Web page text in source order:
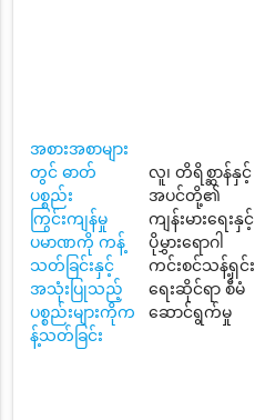
အစားအစာများ
တွင် ဓာတ်
ပစ္စည်း
ကြွင်းကျန်မှု
ပမာဏကို ကန့်
သတ်ခြင်းနှင့်
အသုံးပြုသည့်
ပစ္စည်းများကိုက
န့်သတ်ခြင်း
လူ၊ တိရိစ္ဆာန်နှင့်
အပင်တို့၏
ကျန်းမားရေးနှင့်
ပိုမွှားရောဂါ
ကင်းစင်သန့်ရှင်း
ရေးဆိုင်ရာ စီမံ
ဆောင်ရွက်မှု